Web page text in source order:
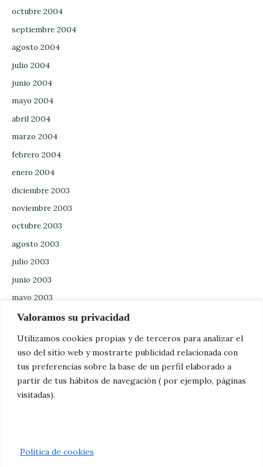
Valoramos su privacidad
Utilizamos cookies propias y de terceros para analizar el
uso del sitio web y mostrarte publicidad relacionada con
tus preferencias sobre la base de un perfil elaborado a
partir de tus hábitos de navegación ( por ejemplo, páginas
visitadas).
Política de cookies
octubre 2004
septiembre 2004
agosto 2004
julio 2004
junio 2004
mayo 2004
abril 2004
marzo 2004
febrero 2004
enero 2004
diciembre 2003
noviembre 2003
octubre 2003
agosto 2003
julio 2003
junio 2003
mayo 2003
abril 2003
marzo 2003
febrero 2003
enero 2003
diciembre 2002